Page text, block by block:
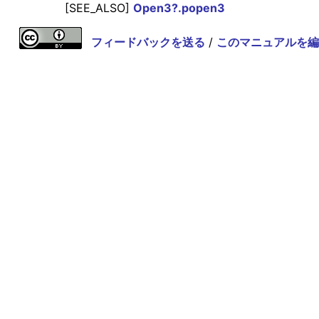
[SEE_ALSO] Open3?.popen3
フィードバックを送る / このマニュアルを